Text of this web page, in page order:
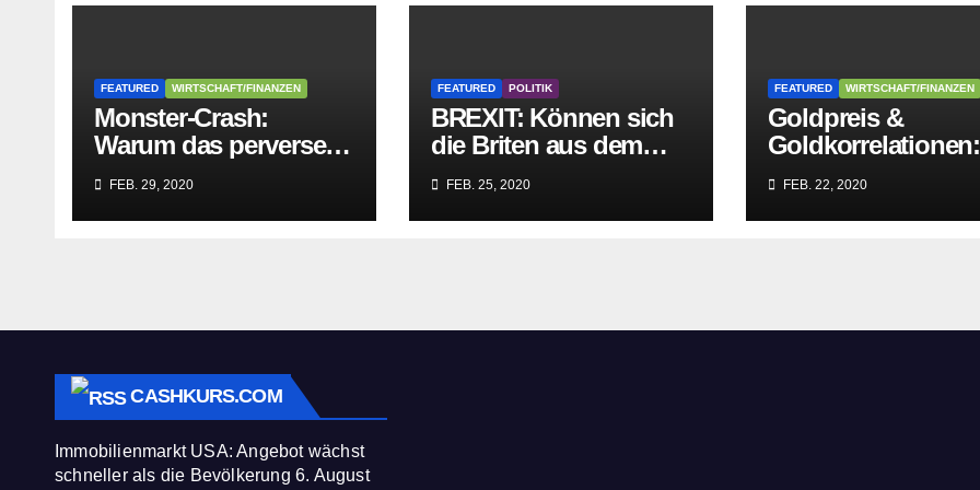
FEATURED WIRTSCHAFT/FINANZEN
Monster-Crash:
Warum das perverse
Lügengebäude der
Sozialisten in sich
zusammenbricht!
FEB. 29, 2020
FEATURED POLITIK
BREXIT: Können sich
die Briten aus dem
Würgegriff der
parasitären EU-Mafia
befreien?
FEB. 25, 2020
FEATURED WIRTSCHAFT/FINANZEN
Goldpreis &
Goldkorrelationen:
Warum man die
Goldpreisanalyse
besser Profis
FEB. 22, 2020
CASHKURS.COM
Immobilienmarkt USA: Angebot wächst
schneller als die Bevölkerung 6. August